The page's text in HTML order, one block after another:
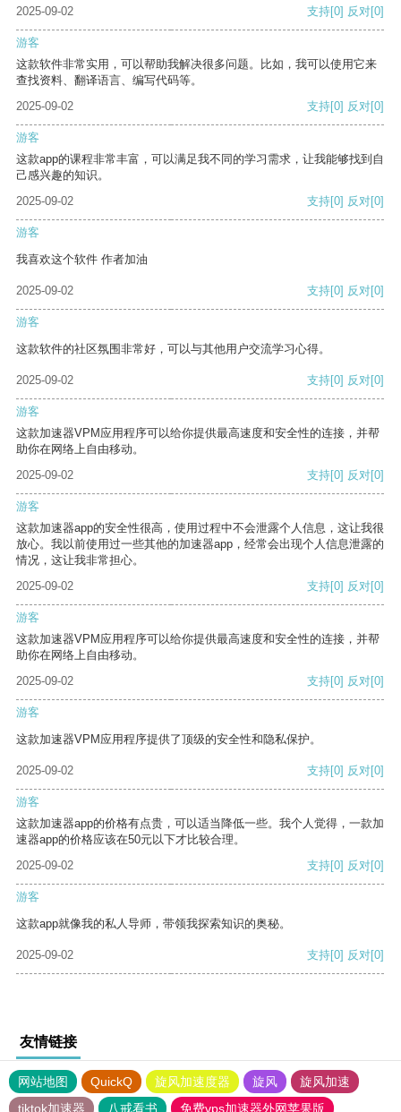
2025-09-02 支持[0] 反对[0]
游客
这款软件非常实用，可以帮助我解决很多问题。比如，我可以使用它来
查找资料、翻译语言、编写代码等。
2025-09-02
支持[0] 反对[0]
游客
这款app的课程非常丰富，可以满足我不同的学习需求，让我能够找到自
己感兴趣的知识。
2025-09-02
支持[0] 反对[0]
游客
我喜欢这个软件 作者加油
2025-09-02 支持[0] 反对[0]
游客
这款软件的社区氛围非常好，可以与其他用户交流学习心得。
2025-09-02 支持[0] 反对[0]
游客
这款加速器VPM应用程序可以给你提供最高速度和安全性的连接，并帮
助你在网络上自由移动。
2025-09-02
支持[0] 反对[0]
游客
这款加速器app的安全性很高，使用过程中不会泄露个人信息，这让我很
放心。我以前使用过一些其他的加速器app，经常会出现个人信息泄露的
情况，这让我非常担心。
2025-09-02
支持[0] 反对[0]
游客
这款加速器VPM应用程序可以给你提供最高速度和安全性的连接，并帮
助你在网络上自由移动。
2025-09-02
支持[0] 反对[0]
游客
这款加速器VPM应用程序提供了顶级的安全性和隐私保护。
2025-09-02 支持[0] 反对[0]
游客
这款加速器app的价格有点贵，可以适当降低一些。我个人觉得，一款加
速器app的价格应该在50元以下才比较合理。
2025-09-02
支持[0] 反对[0]
游客
这款app就像我的私人导师，带领我探索知识的奥秘。
2025-09-02 支持[0] 反对[0]
友情链接
网站地图 QuickQ 旋风加速度器 旋风
旋风加速
tiktok加速器
八戒看书 免费vps加速器外网苹果版